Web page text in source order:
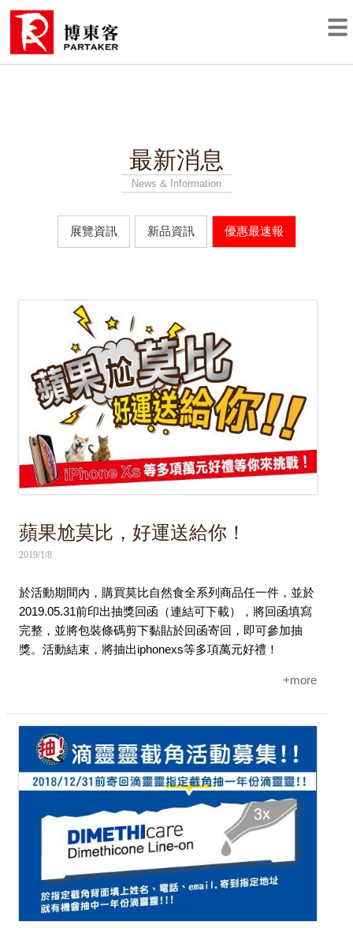
最新消息
News & Information
展覽資訊 新品資訊 優惠最速報
蘋果尬莫比，好運送給你！
2019/1/8
於活動期間內，購買莫比自然食全系列商品任一件，並於
2019.05.31前印出抽獎回函（連結可下載），將回函填寫
完整，並將包裝條碼剪下黏貼於回函寄回，即可參加抽
獎。活動結束，將抽出iphonexs等多項萬元好禮！
+more